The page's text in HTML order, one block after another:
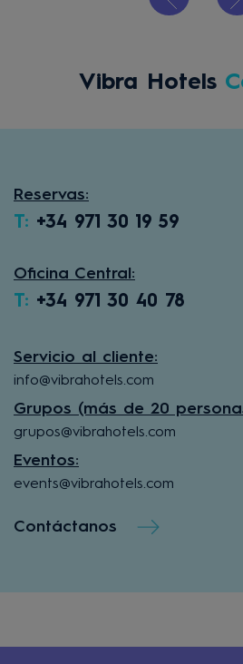
Vibra Hotels
Reservas:
T: +34 971 30 19 59
Oficina Central:
T: +34 971 30 40 78
Servicio al cliente:
info@vibrahotels.com
Grupos (más de 20
grupos@vibrahotels.com
Eventos:
events@vibrahotels.com
Contáctanos